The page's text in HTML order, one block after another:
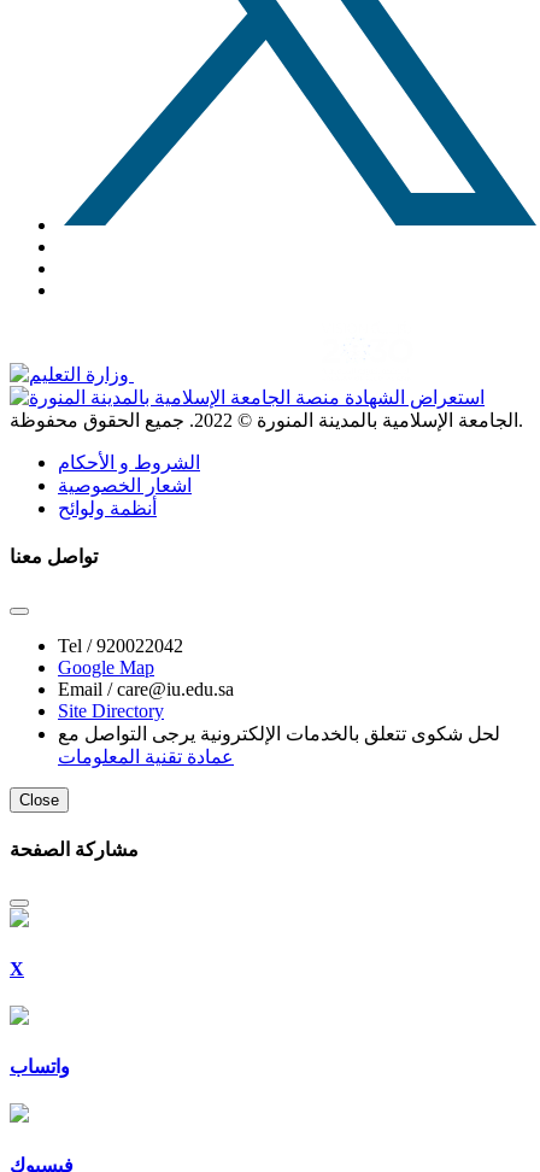
الجامعة الإسلامية بالمدينة المنورة © 2022 . جميع الحقوق محفوظة.
الشروط و الأحكام
اشعار الخصوصية
أنظمة ولوائح
تواصل معنا
Tel /920022042
Google Map
Email /care@iu.edu.sa
Site Directory
لحل شكوى تتعلق بالخدمات الإلكترونية يرجى التواصل مع
عمادة تقنية المعلومات
Close
مشاركة الصفحة
X
واتساب
فيسبوك